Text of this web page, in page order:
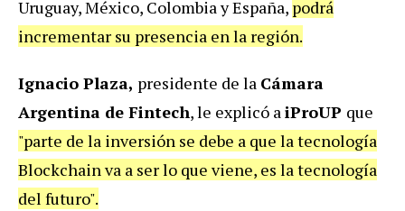
Uruguay, México, Colombia y España, podrá
incrementar su presencia en la región.
Ignacio Plaza, presidente de la Cámara
Argentina de Fintech, le explicó aiProUP que
"parte de la inversión se debe a que la tecnología
Blockchain va a ser lo que viene, es la tecnología
del futuro".